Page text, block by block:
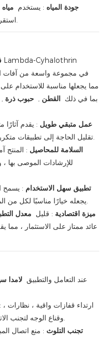
جودة المياه : يستخدم
استقرار وفعالية محلول مبيدات الآفات.
مما يجعلها مناسبة للاستخدام
بما في ذلك القطن , حبوب ذرة ,
عمل متبقي طويل : يقدم آثارًا
تقليل الحاجة إلى تطبيقات متكررة وضمان التحكم المتسق للآفات.
السلامة للمحاصيل : المنتج
للإرشادات الموصى بها ،
تطبيق سهل الاستخدام : يسمح
يجعله خيارًا مناسبًا لكل من المزارعين على نطاق واسع وصغير.
ميزة اقتصادية : قليل معدل
عائد ممتاز على الاستثمار ، مما
عند التعامل والتطبيق لامدا
: ارتداء قفازات واقية ، نظارات ،
وقناع الوجه لتجنب الاتصال المباشر مع المادة الكيميائية.
تجنب التلوث : منع اتصال